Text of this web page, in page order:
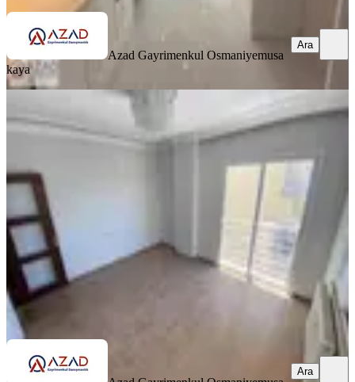
Azad Gayrimenkul Osmaniyemusa
kaya
Ara
Azad-oğuz Kaan Lisesi Civarı Satılık
3+1 (165m2) Daire
Merkez, Eyüp Sultan Mahallesi
02.06.2026
13 yıl
Azad Gayrimenkul Osmaniye
Ara
Ara